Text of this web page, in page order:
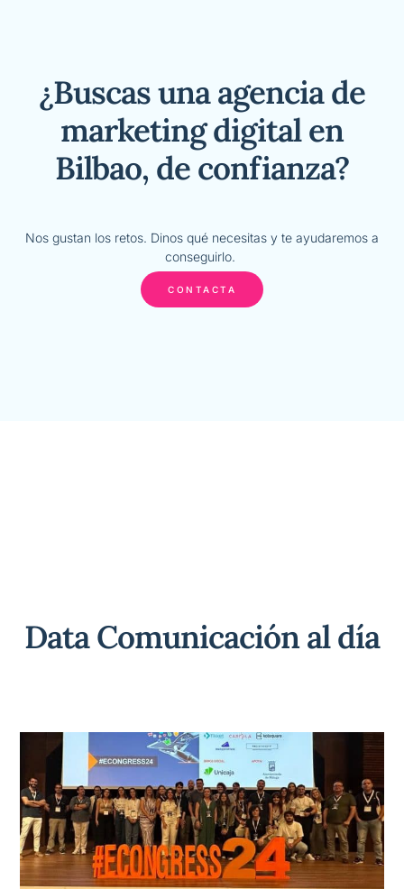
¿Buscas una agencia de
marketing digital en
Bilbao, de confianza?
Nos gustan los retos. Dinos qué necesitas y te ayudaremos a
conseguirlo.
CONTACTA
Data Comunicación al día